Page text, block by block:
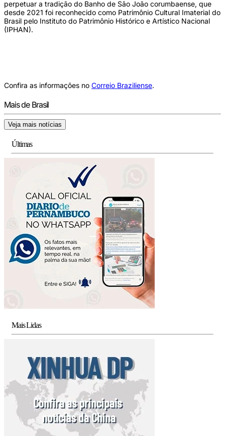
perpetuar a tradição do Banho de São João corumbaense, que
desde 2021 foi reconhecido como Patrimônio Cultural Imaterial do
Brasil pelo Instituto do Patrimônio Histórico e Artístico Nacional
(IPHAN).
Confira as informações no Correio Braziliense.
Mais de Brasil
Veja mais notícias
Últimas
Mais Lidas